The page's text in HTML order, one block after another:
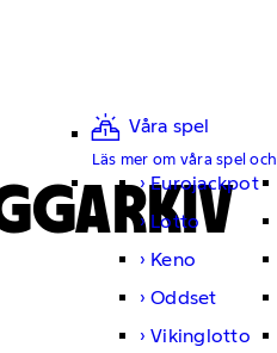
Våra spel
Läs mer om våra spel
Eurojackpot
Lotto
Keno
Oddset
Vikinglotto